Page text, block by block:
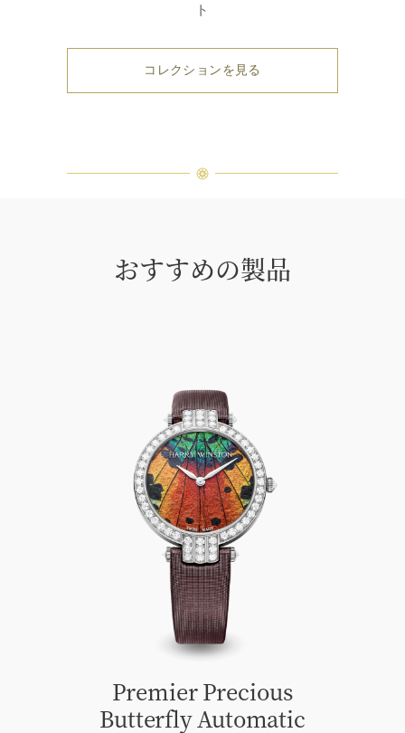
ト
コレクションを見る
おすすめの製品
Premier Precious
Butterfly Automatic